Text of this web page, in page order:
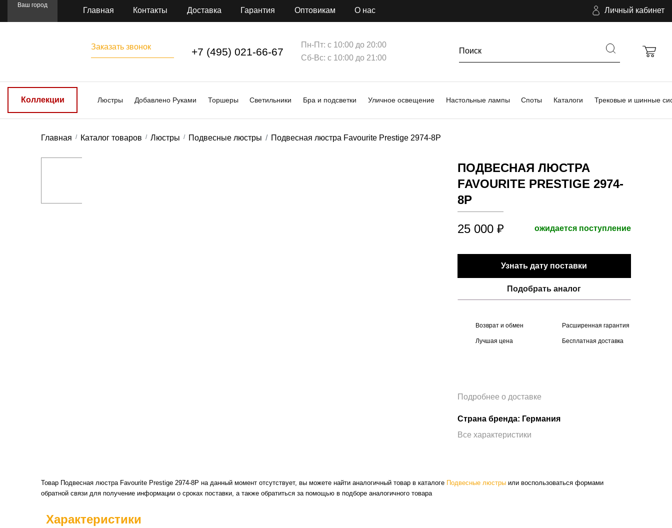
Ваш город
Главная Контакты Доставка Гарантия Оптовикам О нас Личный кабинет
Заказать звонок +7 (495) 021-66-67
Пн-Пт: с 10:00 до 20:00
Сб-Вс: с 10:00 до 21:00
Коллекции Люстры Добавлено Руками Торшеры Светильники Бра и подсветки Уличное освещение Настольные лампы Споты Каталоги Трековые и шинные
Главная Каталог товаров Люстры Подвесные люстры Подвесная люстра Favourite Prestige 2974-8P
ПОДВЕСНАЯ ЛЮСТРА
FAVOURITE PRESTIGE 2974-
8P
25 000 ₽ ожидается поступление
Узнать дату поставки
Подобрать аналог
Возврат и обмен Расширенная гарантия
Лучшая цена Бесплатная доставка
Подробнее о доставке
Страна бренда: Германия
Все характеристики
Товар Подвесная люстра Favourite Prestige 2974-8P на данный момент отсутствует, вы можете найти аналогичный товар в каталоге Подвесные люстры или воспользоваться формами
обратной связи для получение информации о сроках поставки, а также обратиться за помощью в подборе аналогичного товара
Характеристики